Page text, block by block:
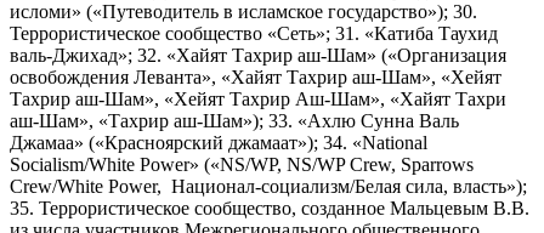
исломи» («Путеводитель в исламское государство»); 30.
Террористическое сообщество «Сеть»; 31. «Катиба Таухид
валь-Джихад»; 32. «Хайят Тахрир аш-Шам» («Организация
освобождения Леванта», «Хайят Тахрир аш-Шам», «Хейят
Тахрир аш-Шам», «Хейят Тахрир Аш-Шам», «Хайят Тахри
аш-Шам», «Тахрир аш-Шам»); 33. «Ахлю Сунна Валь
Джамаа» («Красноярский джамаат»); 34. «National
Socialism/White Power» («NS/WP, NS/WP Crew, Sparrows
Crew/White Power, Национал-социализм/Белая сила, власть»);
35. Террористическое сообщество, созданное Мальцевым В.В.